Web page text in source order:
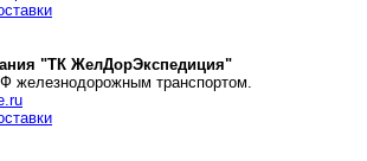
"ТК ЖелДорЭкспедиция"
железнодорожным транспортом.